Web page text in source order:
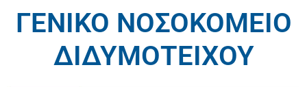
ΓΕΝΙΚΟ ΝΟΣΟΚΟΜΕΙΟ
ΔΙΔΥΜΟΤΕΙΧΟΥ